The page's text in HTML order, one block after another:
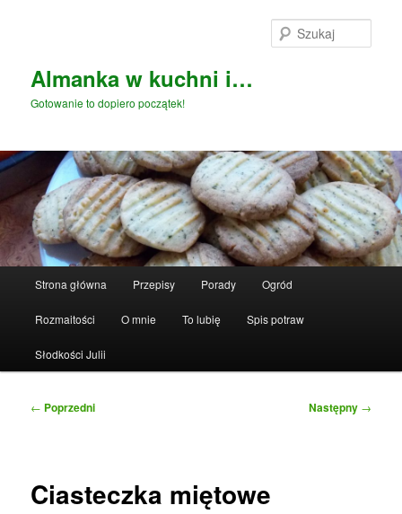
Almanka w kuchni i…
Gotowanie to dopiero początek!
Strona główna Przepisy Porady Ogród
Rozmaitości O mnie To lubię Spis potraw
Słodkości Julii
Nawigacja
← Poprzedni Następny →
Ciasteczka miętowe